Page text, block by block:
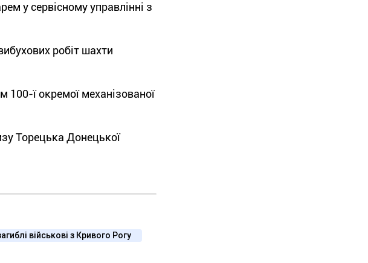
у сервісному управлінні з
робіт шахти
100-ї окремої механізованої
Торецька Донецької
військові з Кривого Рогу